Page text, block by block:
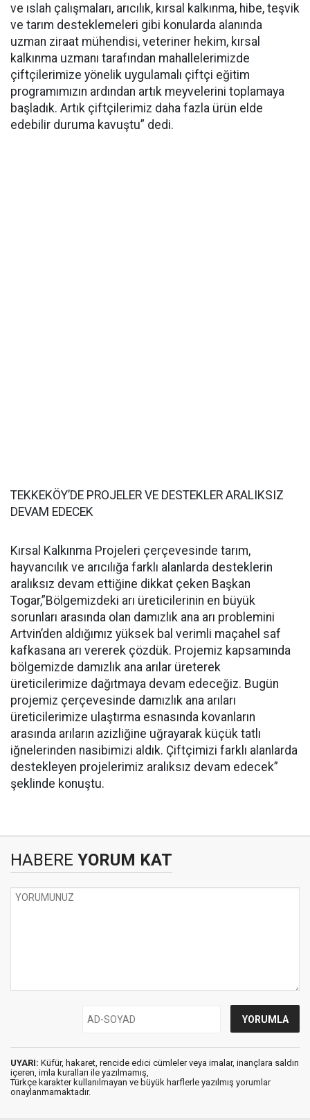
ve ıslah çalışmaları, arıcılık, kırsal kalkınma, hibe, teşvik
ve tarım desteklemeleri gibi konularda alanında
uzman ziraat mühendisi, veteriner hekim, kırsal
kalkınma uzmanı tarafından mahallelerimizde
çiftçilerimize yönelik uygulamalı çiftçi eğitim
programımızın ardından artık meyvelerini toplamaya
başladık. Artık çiftçilerimiz daha fazla ürün elde
edebilir duruma kavuştu” dedi.
TEKKEKÖY’DE PROJELER VE DESTEKLER ARALIKSIZ
DEVAM EDECEK
Kırsal Kalkınma Projeleri çerçevesinde tarım,
hayvancılık ve arıcılığa farklı alanlarda desteklerin
aralıksız devam ettiğine dikkat çeken Başkan
Togar,”Bölgemizdeki arı üreticilerinin en büyük
sorunları arasında olan damızlık ana arı problemini
Artvin’den aldığımız yüksek bal verimli maçahel saf
kafkasana arı vererek çözdük. Projemiz kapsamında
bölgemizde damızlık ana arılar üreterek
üreticilerimize dağıtmaya devam edeceğiz. Bugün
projemiz çerçevesinde damızlık ana arıları
üreticilerimize ulaştırma esnasında kovanların
arasında arıların azizliğine uğrayarak küçük tatlı
iğnelerinden nasibimizi aldık. Çiftçimizi farklı alanlarda
destekleyen projelerimiz aralıksız devam edecek”
şeklinde konuştu.
HABERE YORUM KAT
UYARI: Küfür, hakaret, rencide edici cümleler veya imalar, inançlara saldırı
içeren, imla kuralları ile yazılmamış,
Türkçe karakter kullanılmayan ve büyük harflerle yazılmış yorumlar
onaylanmamaktadır.